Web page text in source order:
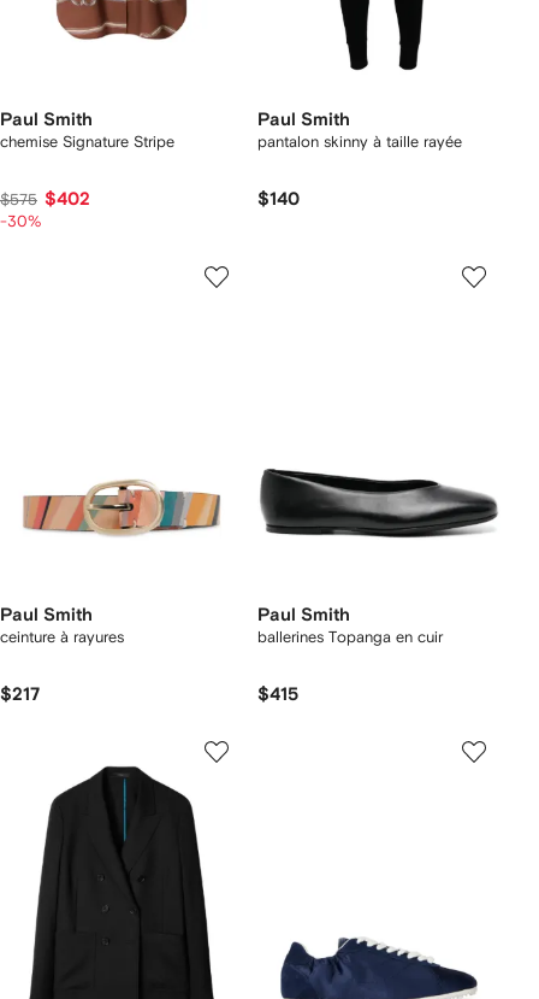
Paul Smith
chemise Signature Stripe
$575 $402
-30%
Paul Smith
pantalon skinny à taille rayée
$140
Paul Smith
ceinture à rayures
$217
Paul Smith
ballerines Topanga en cuir
$415